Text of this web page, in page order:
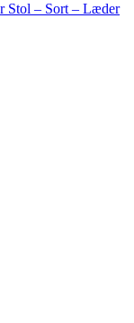
Stol – Sort – Læder